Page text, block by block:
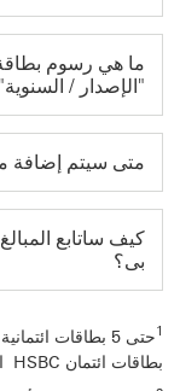
"الإصدار /
متى سيتم إضافة
كيف ساتابع
بى؟
1
حتى 5 بطاقات
بطاقات ائتمان HSBC الخاصة بك